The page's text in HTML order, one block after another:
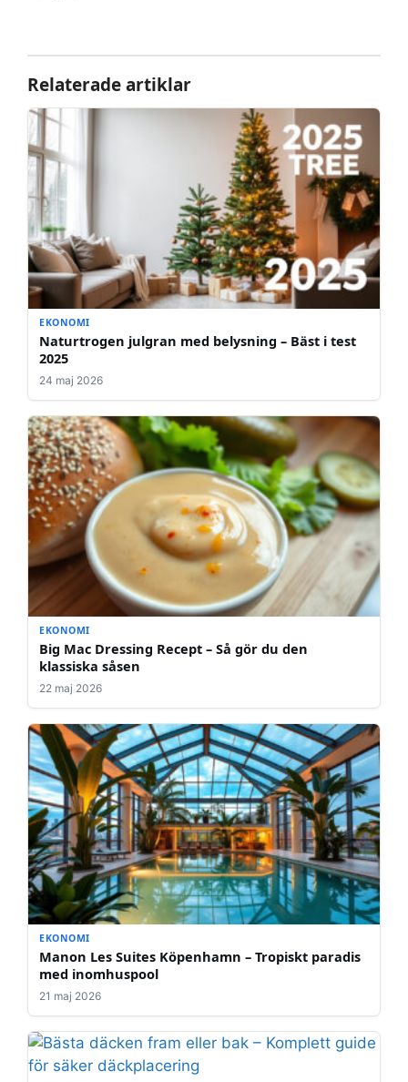
Relaterade artiklar
EKONOMI
Naturtrogen julgran med belysning – Bäst i test
2025
24 maj 2026
EKONOMI
Big Mac Dressing Recept – Så gör du den
klassiska såsen
22 maj 2026
EKONOMI
Manon Les Suites Köpenhamn – Tropiskt paradis
med inomhuspool
21 maj 2026